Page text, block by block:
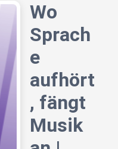
Wo
Sprach
e
aufhört
, fängt
Musik